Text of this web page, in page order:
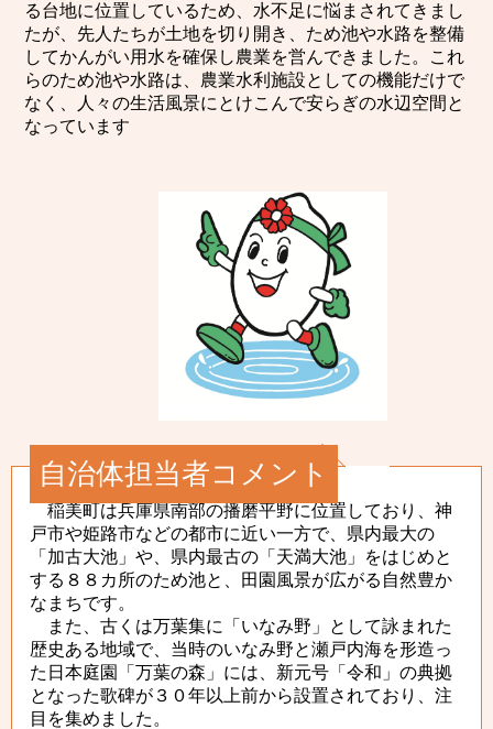
る台地に位置しているため、水不足に悩まされてきまし
たが、先人たちが土地を切り開き、ため池や水路を整備
してかんがい用水を確保し農業を営んできました。これ
らのため池や水路は、農業水利施設としての機能だけで
なく、人々の生活風景にとけこんで安らぎの水辺空間と
なっています
自治体担当者コメント
稲美町は兵庫県南部の播磨平野に位置しており、神
戸市や姫路市などの都市に近い一方で、県内最大の
「加古大池」や、県内最古の「天満大池」をはじめと
する８８カ所のため池と、田園風景が広がる自然豊か
なまちです。
また、古くは万葉集に「いなみ野」として詠まれた
歴史ある地域で、当時のいなみ野と瀬戸内海を形造っ
た日本庭園「万葉の森」には、新元号「令和」の典拠
となった歌碑が３０年以上前から設置されており、注
目を集めました。